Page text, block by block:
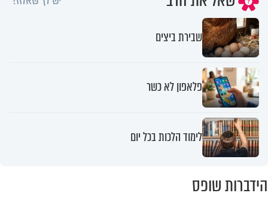
שבירת ביצים
פלאפון לא כשר
לימוד הלכות בכל יום
הידברות שופס